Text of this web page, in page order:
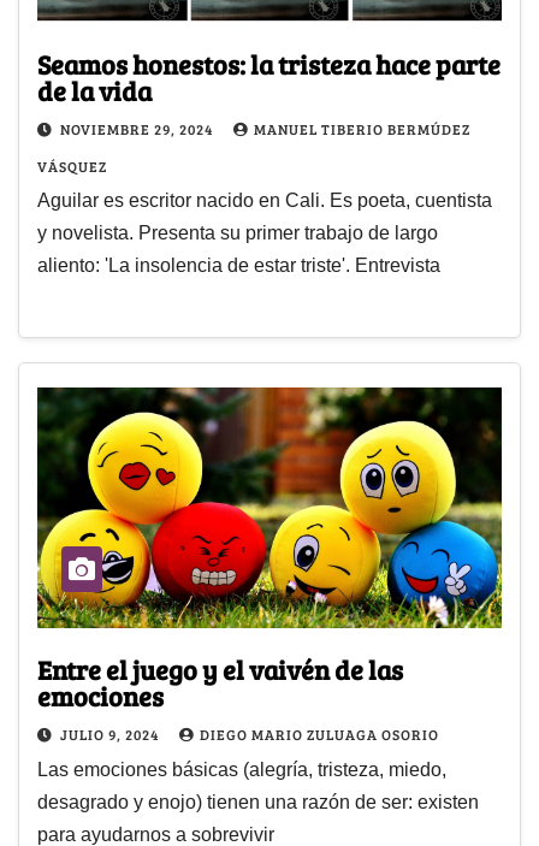
Seamos honestos: la tristeza hace parte
de la vida
NOVIEMBRE 29, 2024
MANUEL TIBERIO BERMÚDEZ
VÁSQUEZ
Aguilar es escritor nacido en Cali. Es poeta, cuentista
y novelista. Presenta su primer trabajo de largo
aliento: 'La insolencia de estar triste'. Entrevista
Entre el juego y el vaivén de las
emociones
JULIO 9, 2024 DIEGO MARIO ZULUAGA OSORIO
Las emociones básicas (alegría, tristeza, miedo,
desagrado y enojo) tienen una razón de ser: existen
para ayudarnos a sobrevivir